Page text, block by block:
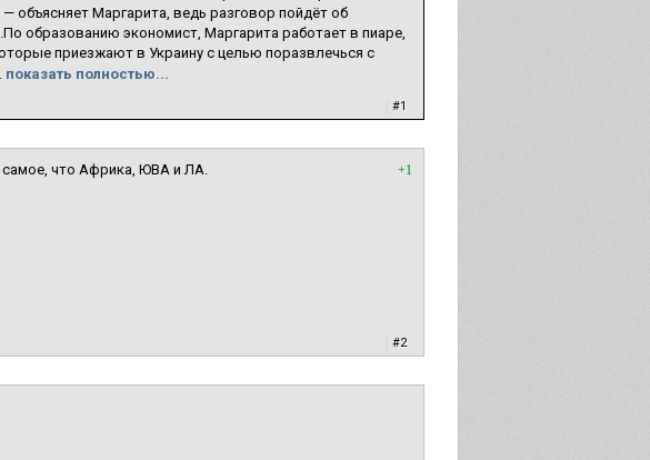
объясняет Маргарита, ведь разговор пойдёт об
образованию экономист, Маргарита работает в пиаре,
приезжают в Украину с целью поразвлечься с
показать полностью...
#1
+1
самое, что Африка, ЮВА и ЛА.
#2